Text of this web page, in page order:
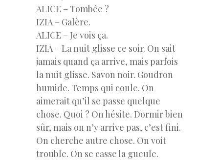
ALICE – Tombée ?
IZIA – Galère.
ALICE – Je vois ça.
IZIA – La nuit glisse ce soir. On sait
jamais quand ça arrive, mais parfois
la nuit glisse. Savon noir. Goudron
humide. Temps qui coule. On
aimerait qu’il se passe quelque
chose. Quoi ? On hésite. Dormir bien
sûr, mais on n’y arrive pas, c’est fini.
On cherche autre chose. On voit
trouble. On se casse la gueule.